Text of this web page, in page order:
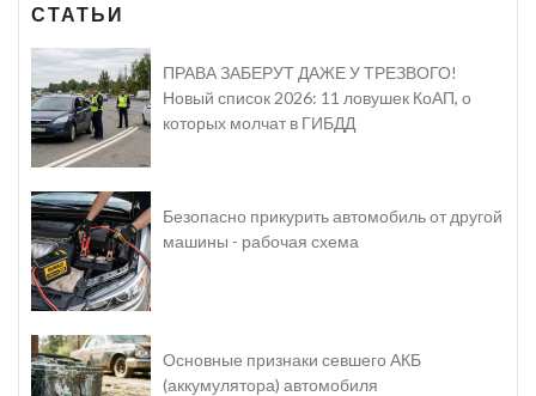
СТАТЬИ
ПРАВА ЗАБЕРУТ ДАЖЕ У ТРЕЗВОГО!
Новый список 2026: 11 ловушек КоАП, о
которых молчат в ГИБДД
Безопасно прикурить автомобиль от другой
машины - рабочая схема
Основные признаки севшего АКБ
(аккумулятора) автомобиля